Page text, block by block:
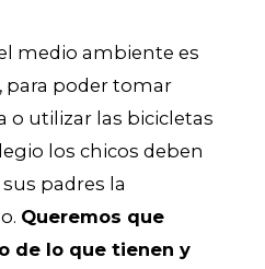
medio ambiente es
para poder tomar
o utilizar las bicicletas
los chicos deben
padres la
Queremos que
de lo que tienen y